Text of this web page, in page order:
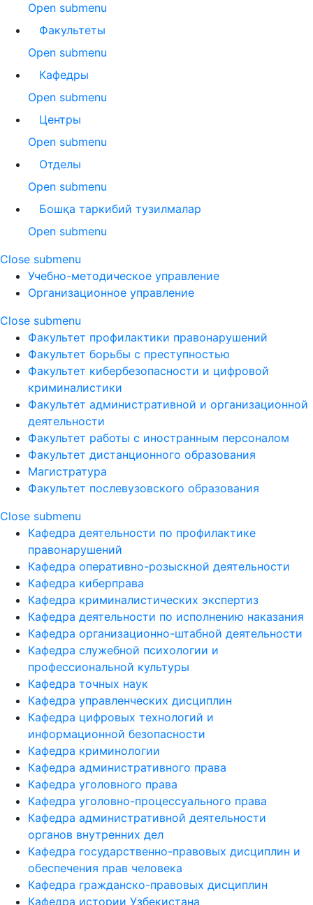
Open submenu
Факультеты
Open submenu
Кафедры
Open submenu
Центры
Open submenu
Отделы
Open submenu
Бошқа таркибий тузилмалар
Open submenu
Close submenu
Учебно-методическое управление
Организационное управление
Close submenu
Факультет профилактики правонарушений
Факультет борьбы с преступностью
Факультет кибербезопасности и цифровой
криминалистики
Факультет административной и организационной
деятельности
Факультет работы с иностранным персоналом
Факультет дистанционного образования
Магистратура
Факультет послевузовского образования
Close submenu
Кафедра деятельности по профилактике
правонарушений
Кафедра оперативно-розыскной деятельности
Кафедра киберправа
Кафедра криминалистических экспертиз
Кафедра деятельности по исполнению наказания
Кафедра организационно-штабной деятельности
Кафедра служебной психологии и
профессиональной культуры
Кафедра точных наук
Кафедра управленческих дисциплин
Кафедра цифровых технологий и
информационной безопасности
Кафедра криминологии
Кафедра административного права
Кафедра уголовного права
Кафедра уголовно-процессуального права
Кафедра административной деятельности
органов внутренних дел
Кафедра государственно-правовых дисциплин и
обеспечения прав человека
Кафедра гражданско-правовых дисциплин
Кафедра истории Узбекистана